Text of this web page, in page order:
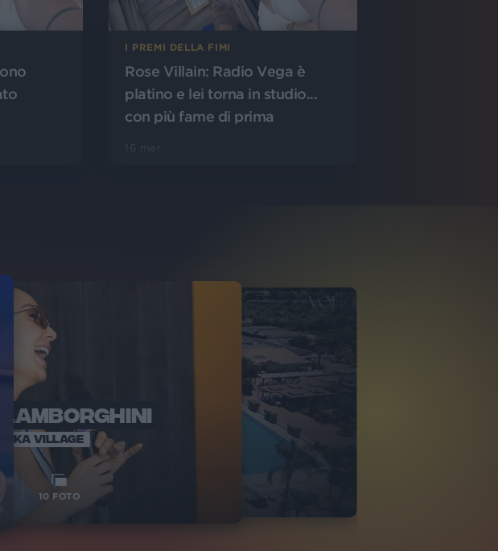
I PREMI DELLA FIMI
Rose Villain: Radio Vega è
platino e lei torna in studio...
con più fame di prima
VILLAGE
10 FOTO
RADIO ITALIA
VOI TANKA VILLAGE